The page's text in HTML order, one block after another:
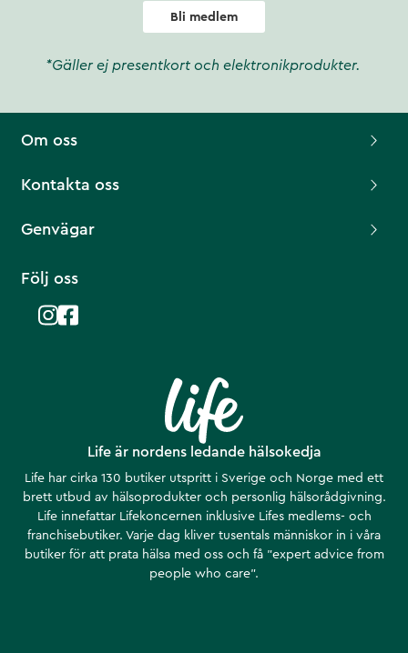
Bli medlem
*Gäller ej presentkort och elektronikprodukter.
Life är nordens ledande hälsokedja
Life har cirka 130 butiker utspritt i Sverige och Norge med ett
brett utbud av hälsoprodukter och personlig hälsorådgivning.
Life innefattar Lifekoncernen inklusive Lifes medlems- och
franchisebutiker. Varje dag kliver tusentals människor in i våra
butiker för att prata hälsa med oss och få ”expert advice from
people who care”.
Om oss
Kontakta oss
Genvägar
Följ oss